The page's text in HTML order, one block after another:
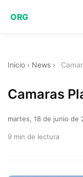
ORG
Inicio › News ›
Camaras
martes, 18 de junio de
9 min de lectura